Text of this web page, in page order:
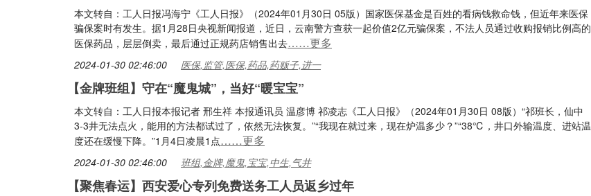
本文转自：工人日报冯海宁《工人日报》（2024年01月30日 05版）国家医保基金是百姓的看病钱救命钱，但近年来医保
骗保案时有发生。据1月28日央视新闻报道，近日，云南警方查获一起价值2亿元骗保案，不法人员通过收购报销比例高的
医保药品，层层倒卖，最后通过正规药店销售出去……更多
2024-01-30 02:46:00 医保,监管,医保,药品,药贩子,进一
【金牌班组】守在“魔鬼城”，当好“暖宝宝”
本文转自：工人日报本报记者 邢生祥 本报通讯员 温彦博 祁凌志《工人日报》（2024年01月30日 08版）“祁班长，仙中
3-3井无法点火，能用的方法都试过了，依然无法恢复。”“我现在就过来，现在炉温多少？”“38℃，井口外输温度、进站温
度还在缓慢下降。”1月4日凌晨1点……更多
2024-01-30 02:46:00 班组,金牌,魔鬼,宝宝,中生,气井
【聚焦春运】西安爱心专列免费送务工人员返乡过年